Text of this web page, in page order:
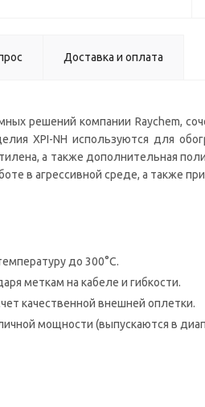
Доставка и оплата
решений компании Raychem,
XPI-NH используются для
а также дополнительная
в агрессивной среде, а также
до 300°С.
меткам на кабеле и гибкости.
качественной внешней оплетки.
мощности (выпускаются в